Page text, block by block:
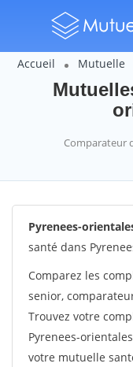
Accueil Mutuelle
Comparateur
Pyrenees-
santé dans
Comparez les
senior,
Trouvez votre
Pyrenees-
votre mutuelle